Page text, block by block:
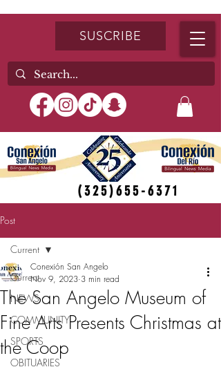
SUSCRIBE
(325)655-6371
Post
Current
NEWS
COMMUNITY
SPORTS
OBITUARIES
Current
The San Angelo Museum of
Fine Arts Presents Christmas at
the Coop
Conexión San Angelo
Nov 9, 2023 3 min read